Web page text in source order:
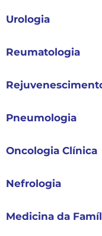
Urologia
Reumatologia
Pneumologia
Oncologia Clínica
Nefrologia
Medicina da